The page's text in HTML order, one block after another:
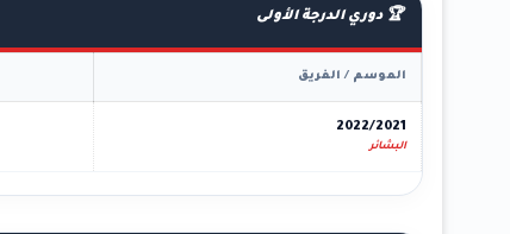
🏆 دوري الدرجة الأولى
الموسم / الفريق
2022/2021
البشائر